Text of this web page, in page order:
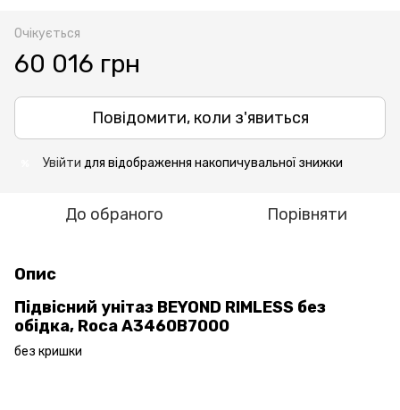
Очікується
60 016 грн
Повідомити, коли з'явиться
Увійти для відображення накопичувальної знижки
До обраного Порівняти
Опис
Підвісний унітаз BEYOND RIMLESS без
обідка, Roca A3460B7000
без кришки